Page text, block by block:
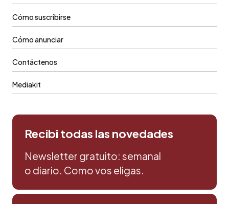
Cómo suscribirse
Cómo anunciar
Contáctenos
Mediakit
Recibi todas las novedades
Newsletter gratuito: semanal
o diario. Como vos eligas.